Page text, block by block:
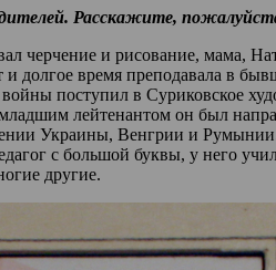
Расскажите,
черчение и рисование, мама,
долгое время преподавала в
поступил в Суриковское
лейтенантом он был
Украины, Венгрии и
с большой буквы, у него
другие.